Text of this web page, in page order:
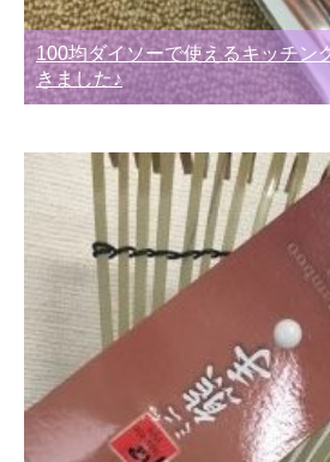
100均ダイソーで使えるキッチン
きました♪